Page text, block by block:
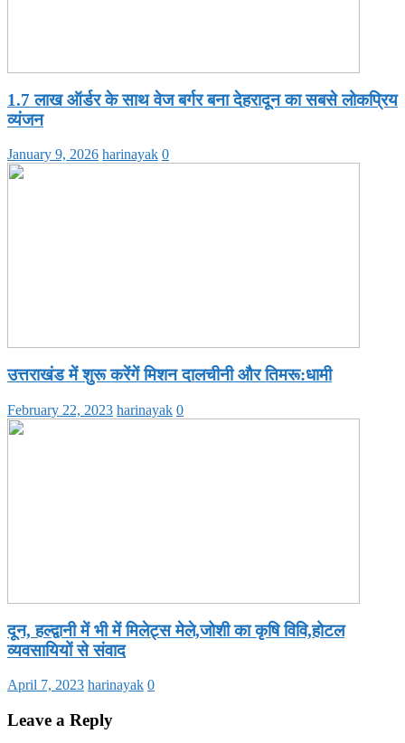
1.7 लाख ऑर्डर के साथ वेज बर्गर बना देहरादून का सबसे लोकप्रिय
व्यंजन
January 9, 2026 harinayak 0
उत्तराखंड में शुरू करेंगें मिशन दालचीनी और तिमरू:धामी
February 22, 2023 harinayak 0
दून, हल्द्वानी में भी में मिलेट्स मेले,जोशी का कृषि विवि,होटल
व्यवसायियों से संवाद
April 7, 2023 harinayak 0
Leave a Reply